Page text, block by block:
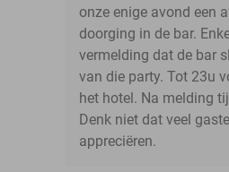
onze enige avond een
doorging in de bar.
vermelding dat de bar
van die party. Tot 23u
het hotel. Na melding
Denk niet dat veel
appreciëren.